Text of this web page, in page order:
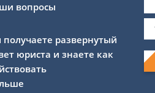
вопросы
получаете развернутый
юриста и знаете как